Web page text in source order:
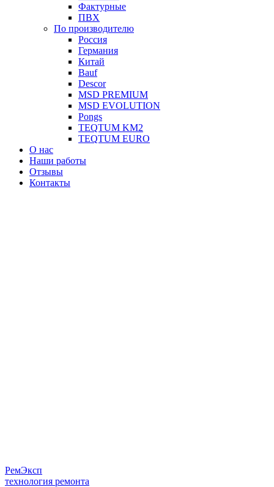
Фактурные
ПВХ
По производителю
Россия
Германия
Китай
Вauf
Descor
MSD PREMIUM
MSD EVOLUTION
Pongs
TEQTUM KM2
TEQTUM EURO
О нас
Наши работы
Отзывы
Контакты
РемЭксп
технология ремонта